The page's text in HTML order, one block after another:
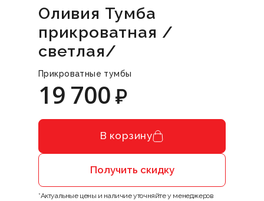
Оливия Тумба
прикроватная /
светлая/
Прикроватные тумбы
19 700 ₽
В корзину
Получить скидку
*Актуальные цены и наличие уточняйте у менеджеров